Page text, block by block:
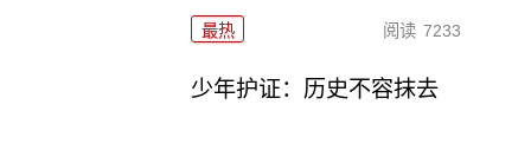
最热 阅读 7233
少年护证：历史不容抹去